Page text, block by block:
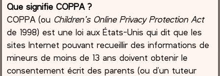
Que signifie COPPA ?
COPPA (ou Children’s Online Privacy Protection Act
de 1998) est une loi aux États-Unis qui dit que les
sites Internet pouvant recueillir des informations de
mineurs de moins de 13 ans doivent obtenir le
consentement écrit des parents (ou d’un tuteur